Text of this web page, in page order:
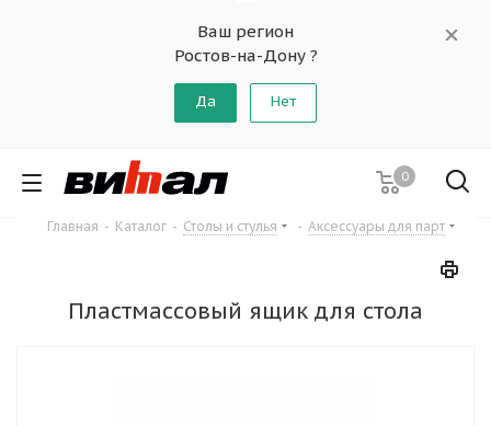
Ваш регион
Ростов-на-Дону ?
Да Нет
0
Главная - Каталог - Столы и стулья - Аксессуары для парт
Пластмассовый ящик для стола